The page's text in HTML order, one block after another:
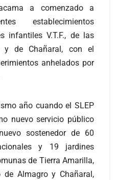
a comenzado a
establecimientos
infantiles V.T.F., de las
y de Chañaral, con el
anhelados por
año cuando el SLEP
nuevo servicio público
sostenedor de 60
y 19 jardines
de Tierra Amarilla,
de Almagro y Chañaral,